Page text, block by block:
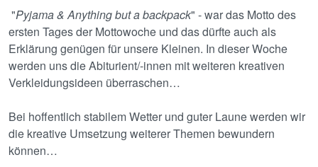
"Pyjama & Anything but a backpack" - war das Motto des
ersten Tages der Mottowoche und das dürfte auch als
Erklärung genügen für unsere Kleinen. In dieser Woche
werden uns die Abiturient/-innen mit weiteren kreativen
Verkleidungsideen überraschen…
Bei hoffentlich stabilem Wetter und guter Laune werden wir
die kreative Umsetzung weiterer Themen bewundern
können…